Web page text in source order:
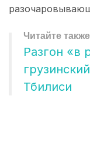
Разгон «в
Тбилиси